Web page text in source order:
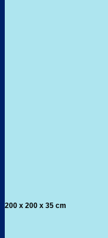
200 x 200 x 35 cm